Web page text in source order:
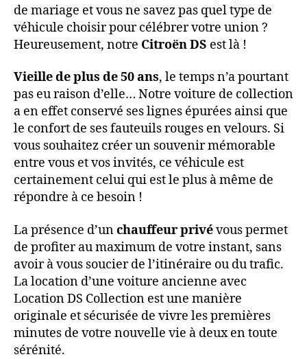
de mariage et vous ne savez pas quel type de
véhicule choisir pour célébrer votre union ?
Heureusement, notre Citroën DS est là !
Vieille de plus de 50 ans, le temps n’a pourtant
pas eu raison d’elle… Notre voiture de collection
a en effet conservé ses lignes épurées ainsi que
le confort de ses fauteuils rouges en velours. Si
vous souhaitez créer un souvenir mémorable
entre vous et vos invités, ce véhicule est
certainement celui qui est le plus à même de
répondre à ce besoin !
La présence d’unchauffeur privévous permet
de profiter au maximum de votre instant, sans
avoir à vous soucier de l’itinéraire ou du trafic.
La location d’une voiture ancienne avec
Location DS Collection est une manière
originale et sécurisée de vivre les premières
minutes de votre nouvelle vie à deux en toute
sérénité.